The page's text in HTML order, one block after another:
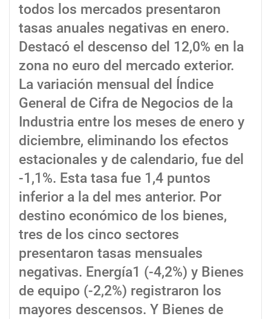
todos los mercados presentaron
tasas anuales negativas en enero.
Destacó el descenso del 12,0% en la
zona no euro del mercado exterior.
La variación mensual del Índice
General de Cifra de Negocios de la
Industria entre los meses de enero y
diciembre, eliminando los efectos
estacionales y de calendario, fue del
-1,1%. Esta tasa fue 1,4 puntos
inferior a la del mes anterior. Por
destino económico de los bienes,
tres de los cinco sectores
presentaron tasas mensuales
negativas. Energía1 (-4,2%) y Bienes
de equipo (-2,2%) registraron los
mayores descensos. Y Bienes de